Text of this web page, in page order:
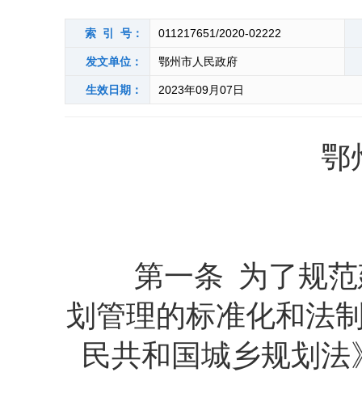
索 引 号： 011217651/2020-02222
发文单位： 鄂州市人民政府
生效日期： 2023年09月07日
鄂
第一条 为了规范
划管理的标准化和法
民共和国城乡规划